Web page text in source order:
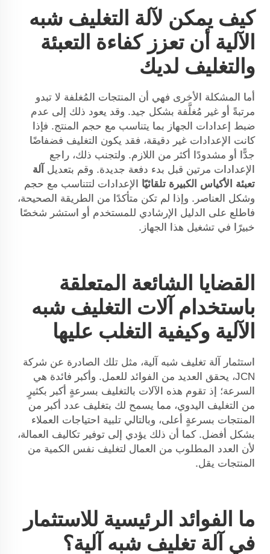
كيف يمكن لآلة التغليف شبه
الآلية أن تعزز كفاءة التعبئة
والتغليف لديك
أما المشكلة الأخرى فهي أن المنتجات المُغلفة لا تبدو
مرتبةً أو غير مُغلَّفة بشكل جيد. وقد يعود ذلك إلى عدم
ضبط إعدادات الجهاز بما يتناسب مع حجم المنتج. فإذا
كانت الإعدادات غير دقيقة، فقد يكون التغليف فضفاضًا
جدًّا أو مشدودًا أكثر من اللازم. ولتجنب ذلك، راجع
الإعدادات مرتين قبل بدء دفعة جديدة. وقم بتعديل آلة
تعبئة الأكياس الكبيرة تلقائيًا
الإعدادات لتتناسب مع حجم
وشكل العناصر. وإذا لم تكن متأكدًا من الطريقة الصحيحة،
فاطلع على الدليل الإرشادي للمستخدم أو استشر شخصًا
خبيرًا في تشغيل هذا الجهاز.
القضايا الشائعة المتعلقة
باستخدام آلات التغليف شبه
الآلية وكيفية التغلب عليها
استثمار آلة تغليف شبه آلية، مثل تلك الصادرة عن شركة
JCN، يحقق العديد من الفوائد للعمل. وأكبر فائدة هي
السرعة؛ إذ تقوم هذه الآلات بالتغليف بسرعةٍ أكبر بكثيرٍ
من التغليف اليدوي، مما يسمح لك بتغليف عدد أكبر من
المنتجات بسرعةٍ أعلى، وبالتالي تلبية احتياجات العملاء
بشكل أفضل. كما أن ذلك يؤدي إلى توفير تكاليف العمالة،
لأن العدد المطلوب من العمال لتغليف نفس الكمية من
المنتجات يقل.
ما الفوائد الرئيسية للاستثمار
في آلة تغليف شبه آلية؟